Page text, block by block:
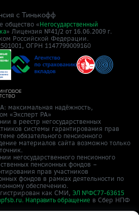
с Тинькофф
общество « Негосударственный
» Лицензия №41/2 от 16.06.2009 г.
Российской Федерации.
ОГРН 1147799009160
максимальная надёжность,
«Эксперт РА»
в реестр негосударственных
системы гарантирования прав
обязательного пенсионного
материалов сайта возможно только
негосударственного пенсионного
пенсионных фондов –
прав участников
фондов в рамках деятельности по
обеспечению.
как СМИ, ЭЛ №ФС77-63615
Направить обращение в Cбер НПФ